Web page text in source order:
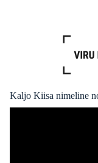
Kaljo Kiisa nimeline